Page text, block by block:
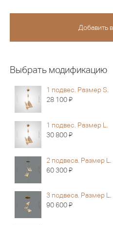
Выбрать модификацию
1 подвес. Размер S.
28 100Я
1 подвес. Размер L.
30 800Я
2 подвеса. Размер L.
60 300Я
3 подвеса. Размер L.
90 600Я